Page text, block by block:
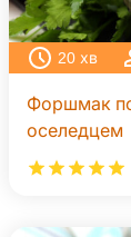
20 хв
Форшмак
оселедцем